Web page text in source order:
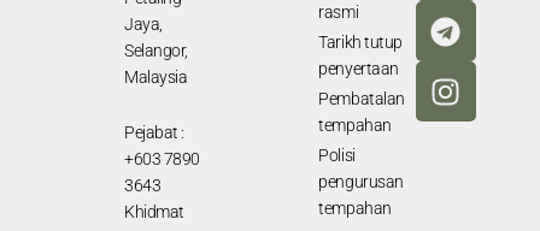
Jaya,
Selangor,
Malaysia
Pejabat :
+603 7890
3643
Khidmat
rasmi
Tarikh tutup
penyertaan
Pembatalan
tempahan
Polisi
pengurusan
tempahan
b
o
o
k
u
b
e
g
r
a
m
a
g
r
a